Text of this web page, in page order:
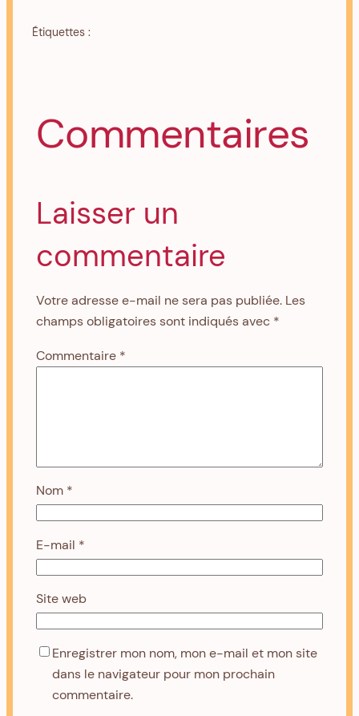
Étiquettes :
Commentaires
Laisser un
commentaire
Votre adresse e-mail ne sera pas publiée. Les
champs obligatoires sont indiqués avec *
Commentaire *
Nom *
E-mail *
Site web
Enregistrer mon nom, mon e-mail et mon site
dans le navigateur pour mon prochain
commentaire.